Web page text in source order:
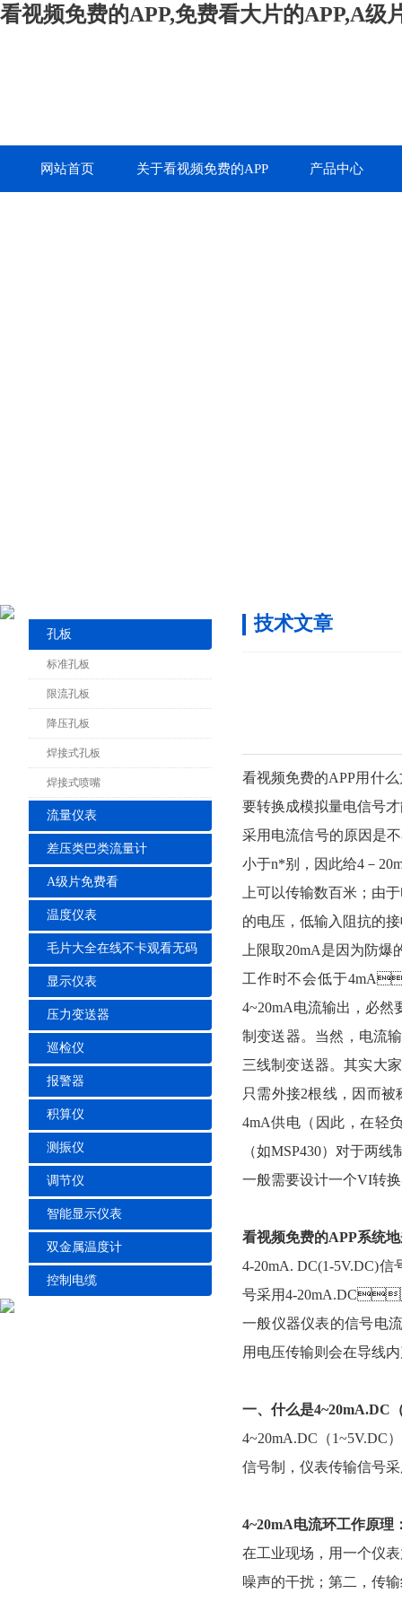
看视频免费的APP,免费看大片的APP,A级
网站首页 关于看视频免费的APP 产品中心
孔板
标准孔板
限流孔板
降压孔板
焊接式孔板
焊接式喷嘴
流量仪表
差压类巴类流量计
A级片免费看
温度仪表
毛片大全在线不卡观看无码
显示仪表
压力变送器
巡检仪
报警器
积算仪
测振仪
调节仪
智能显示仪表
双金属温度计
控制电缆
技术文章
看视频免费的APP用什么方
要转换成模拟量电信号才
采用电流信号的原因是不
小于n*别，因此给4－
上可以传输数百米；
的电压，低输入阻抗的
上限取20mA是因为防爆
工作时不会低于4mA
4~20mA电流输出，必
制变送器。当然，电
三线制变送器。其实
只需外接2根线，因而
4mA供电（因此，在
（如MSP430）对于两线
一般需要设计一个VI转
看视频免费的APP系统
4-20mA. DC(1-5V.DC)信
号采用4-20mA.DC
一般仪器仪表的信号电
用电压传输则会在导线内
一、什么是4~20mA.DC
4~20mA.DC（1~5V.DC
信号制，仪表传输信号
4~20mA电流环工作原理
在工业现场，用一个仪
噪声的干扰；第二，